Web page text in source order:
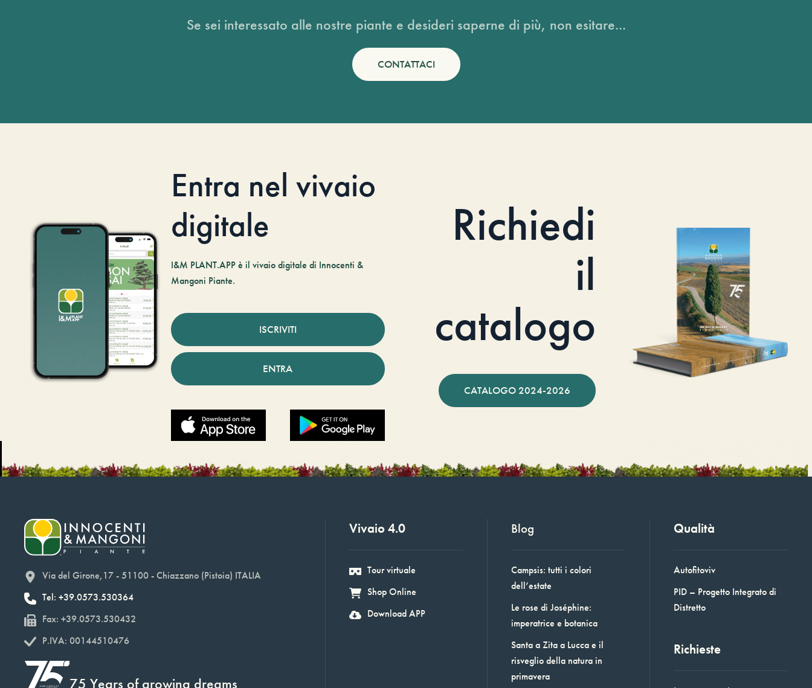
Se sei interessato alle nostre piante e desideri saperne di più, non esitare...
CONTATTACI
Entra nel vivaio
digitale
I&M PLANT.APP è il vivaio digitale di Innocenti &
Mangoni Piante.
ISCRIVITI
ENTRA
Richiedi
il
catalogo
CATALOGO 2024-2026
Via del Girone,17 - 51100 - Chiazzano (Pistoia) ITALIA
Tel: +39.0573.530364
Fax: +39.0573.530432
P.IVA: 00144510476
75 Years of growing dreams
Vivaio 4.0
Tour virtuale
Shop Online
Download APP
Blog
Campsis: tutti i colori
dell’estate
Le rose di Joséphine:
imperatrice e botanica
Santa a Zita a Lucca e il
risveglio della natura in
primavera
Qualità
Autofitoviv
PID – Progetto Integrato di
Distretto
Richieste